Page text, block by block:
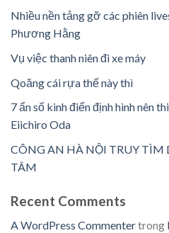
Nhiều nền tảng gỡ các phiên
Phương Hằng
Vụ việc thanh niên đi xe máy
Qoăng cái rựa thế này thì
7 ẩn số kinh điển định hình nên
Eiichiro Oda
CÔNG AN HÀ NỘI TRUY
TÂM
Recent Comments
A WordPress Commentertrong